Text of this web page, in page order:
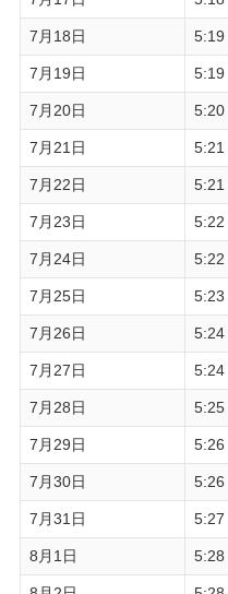
7月18日 5:19
7月19日 5:19
7月20日 5:20
7月21日 5:21
7月22日 5:21
7月23日 5:22
7月24日 5:22
7月25日 5:23
7月26日 5:24
7月27日 5:24
7月28日 5:25
7月29日 5:26
7月30日 5:26
7月31日 5:27
8月1日 5:28